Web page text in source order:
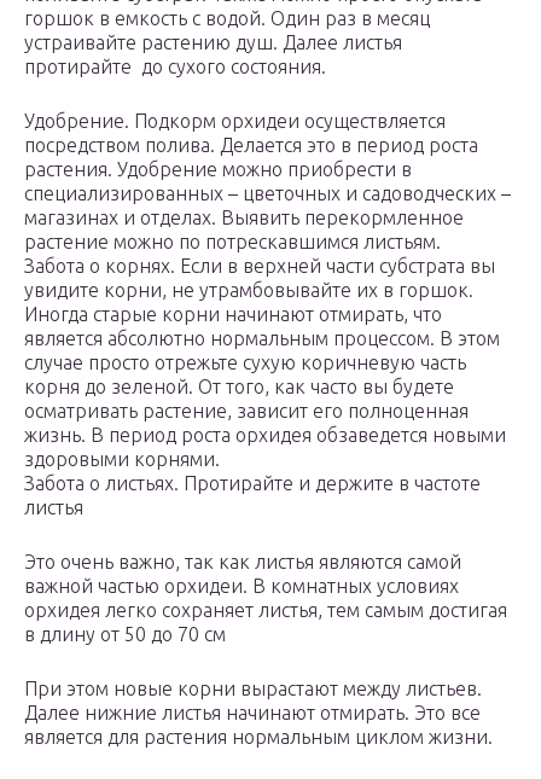
горшок в емкость с водой. Один раз в месяц
устраивайте растению душ. Далее листья
протирайте до сухого состояния.
Удобрение. Подкорм орхидеи осуществляется
посредством полива. Делается это в период роста
растения. Удобрение можно приобрести в
специализированных – цветочных и садоводческих –
магазинах и отделах. Выявить перекормленное
растение можно по потрескавшимся листьям.
Забота о корнях. Если в верхней части субстрата вы
увидите корни, не утрамбовывайте их в горшок.
Иногда старые корни начинают отмирать, что
является абсолютно нормальным процессом. В этом
случае просто отрежьте сухую коричневую часть
корня до зеленой. От того, как часто вы будете
осматривать растение, зависит его полноценная
жизнь. В период роста орхидея обзаведется новыми
здоровыми корнями.
Забота о листьях. Протирайте и держите в частоте
листья
Это очень важно, так как листья являются самой
важной частью орхидеи. В комнатных условиях
орхидея легко сохраняет листья, тем самым достигая
в длину от 50 до 70 см
При этом новые корни вырастают между листьев.
Далее нижние листья начинают отмирать. Это все
является для растения нормальным циклом жизни.